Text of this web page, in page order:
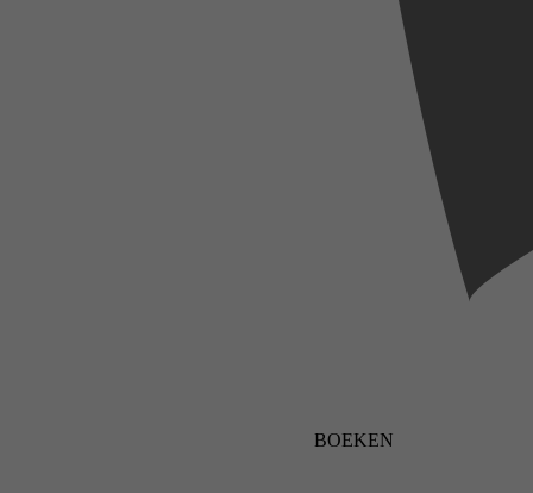
BOEKEN